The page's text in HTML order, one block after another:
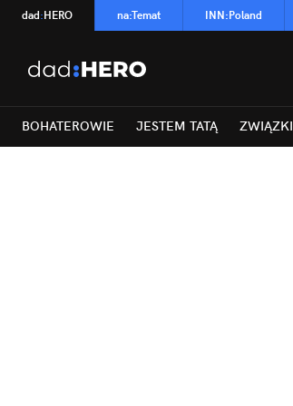
dad:HERO na:Temat INN:Poland
BOHATEROWIE JESTEM TATĄ ZWIĄZKI